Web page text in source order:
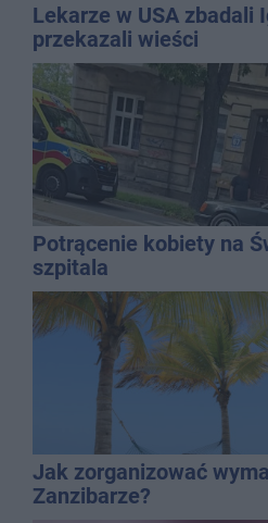
Lekarze w USA zbadali
przekazali wieści
Potrącenie kobiety na
szpitala
Jak zorganizować
Zanzibarze?